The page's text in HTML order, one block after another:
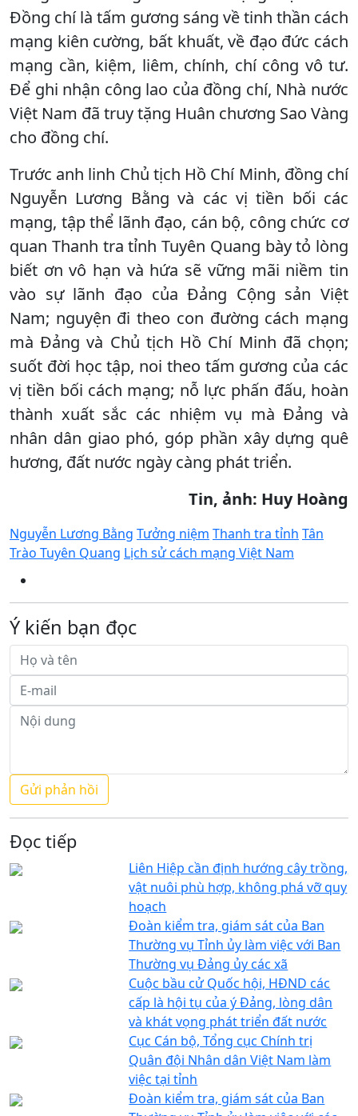
Đồng chí là tấm gương sáng về tinh thần cách
mạng kiên cường, bất khuất, về đạo đức cách
mạng cần, kiệm, liêm, chính, chí công vô tư.
Để ghi nhận công lao của đồng chí, Nhà nước
Việt Nam đã truy tặng Huân chương Sao Vàng
cho đồng chí.
Trước anh linh Chủ tịch Hồ Chí Minh, đồng chí
Nguyễn Lương Bằng và các vị tiền bối các
mạng, tập thể lãnh đạo, cán bộ, công chức cơ
quan Thanh tra tỉnh Tuyên Quang bày tỏ lòng
biết ơn vô hạn và hứa sẽ vững mãi niềm tin
vào sự lãnh đạo của Đảng Cộng sản Việt
Nam; nguyện đi theo con đường cách mạng
mà Đảng và Chủ tịch Hồ Chí Minh đã chọn;
suốt đời học tập, noi theo tấm gương của các
vị tiền bối cách mạng; nỗ lực phấn đấu, hoàn
thành xuất sắc các nhiệm vụ mà Đảng và
nhân dân giao phó, góp phần xây dựng quê
hương, đất nước ngày càng phát triển.
Tin, ảnh: Huy Hoàng
Nguyễn Lương Bằng Tưởng niệm Thanh tra tỉnh Tân
Trào Tuyên Quang Lịch sử cách mạng Việt Nam
Ý kiến bạn đọc
Đọc tiếp
Liên Hiệp cần định hướng cây trồng,
vật nuôi phù hợp, không phá vỡ quy
hoạch
Đoàn kiểm tra, giám sát của Ban
Thường vụ Tỉnh ủy làm việc với Ban
Thường vụ Đảng ủy các xã
Cuộc bầu cử Quốc hội, HĐND các
cấp là hội tụ của ý Đảng, lòng dân
và khát vọng phát triển đất nước
Cục Cán bộ, Tổng cục Chính trị
Quân đội Nhân dân Việt Nam làm
việc tại tỉnh
Đoàn kiểm tra, giám sát của Ban